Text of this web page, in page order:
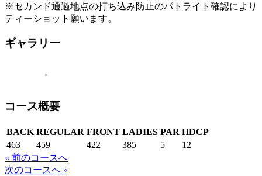
※セカンド通過地点の打ち込み防止のパトライト確認により
ティーショット願います。
ギャラリー
コース概要
BACK REGULAR FRONT LADIES PAR HDCP
463
459 422 385 5
12
« 前のコースへ
次のコースへ »